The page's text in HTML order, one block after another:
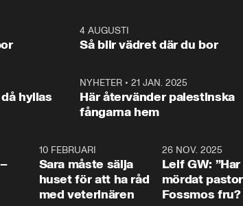
och Makten.
– Vi ställer upp i
vara med så sitter
1:064 AUGUSTI
Så blir vädret där du bor
hyllas
NYHETER •21 JAN. 2025
Här återvänder palestinska
fångarna hem
10 FEBRUARI
Sara måste sälja
huset för att ha råd
med veterinären
26 NOV. 2025
Leif GW:
mördat pastor
Fossmos fru?